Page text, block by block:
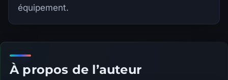
équipement.
À propos de l’auteur